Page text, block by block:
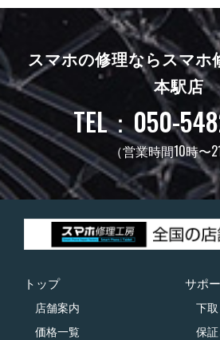
スマホの修理ならスマホ
本駅店
TEL：050-
（営業時間10時〜
トップ
店舗案内
価格一覧
サポ
下取
保